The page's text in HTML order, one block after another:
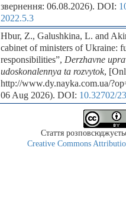
звернення: 06.08.2026). DOI:
2022.5.3
Hbur, Z., Galushkina, L. and
cabinet of ministers of Ukraine:
responsibilities”, Derzhavne
udoskonalennya ta rozvytok,
http://www.dy.nayka.com.ua/
06 Aug 2026). DOI: 10.32702/
Стаття
Creative Commons